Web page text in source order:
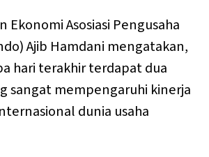
Ekonomi Asosiasi Pengusaha
Ajib Hamdani mengatakan,
hari terakhir terdapat dua
sangat mempengaruhi kinerja
dunia usaha